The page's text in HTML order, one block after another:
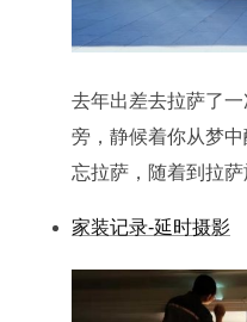
去年出差去拉萨了
旁，静候着你从梦
忘拉萨，随着到拉
家装记录-延时摄影